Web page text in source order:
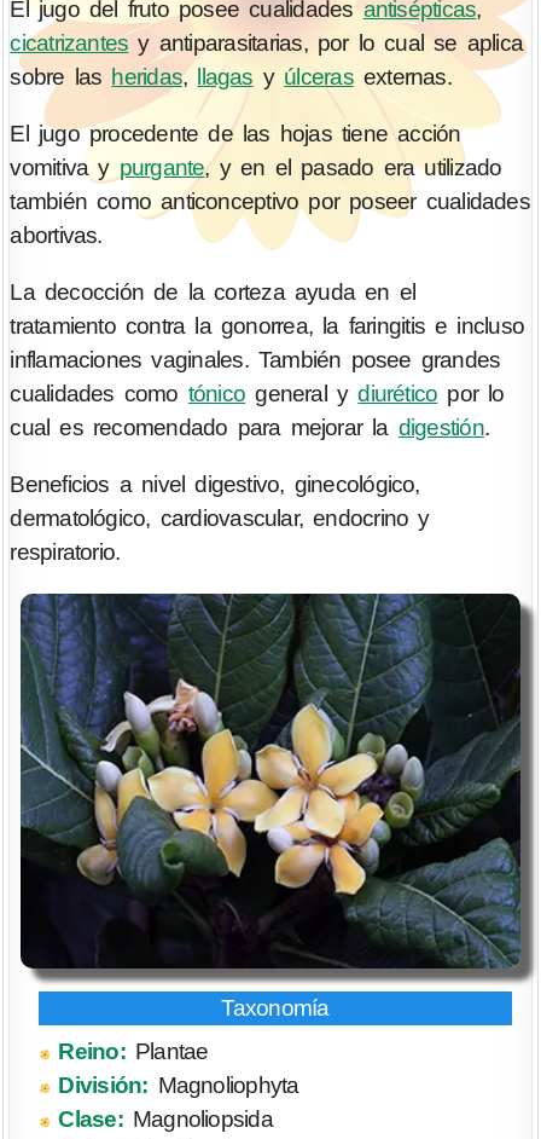
El jugo del fruto posee cualidades antisépticas,
cicatrizantes y antiparasitarias, por lo cual se aplica
sobre las heridas, llagas y úlcerasexternas.
El jugo procedente de las hojas tiene acción
vomitiva y purgante, y en el pasado era utilizado
también como anticonceptivo por poseer cualidades
abortivas.
La decocción de la corteza ayuda en el
tratamiento contra la gonorrea, la faringitis e incluso
inflamaciones vaginales. También posee grandes
cualidades como tónico general ydiurético por lo
cual es recomendado para mejorar la digestión.
Beneficios a nivel digestivo, ginecológico,
dermatológico, cardiovascular, endocrino y
respiratorio.
Reino:Plantae
División: Magnoliophyta
Clase:Magnoliopsida